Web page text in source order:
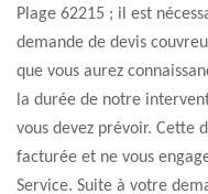
Plage 62215 ; il est
demande de devis
que vous aurez
la durée de notre
vous devez prévoir. Cette
facturée et ne vous
Service. Suite à votre